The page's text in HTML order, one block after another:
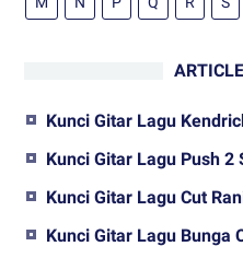
Kunci Gitar Lagu
Kunci Gitar Lagu Push 2
Kunci Gitar Lagu Cut
Kunci Gitar Lagu Bunga